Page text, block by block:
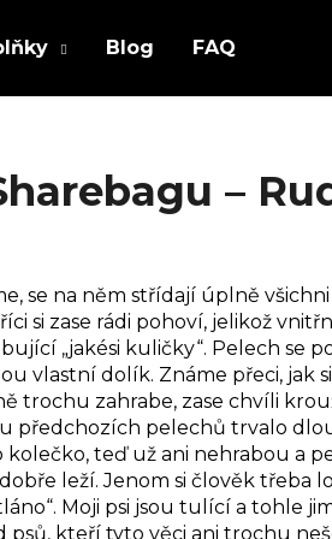
Blog FAQ
–
se na něm střídají úplně
si zase rádi pohoví, jelikož
„jakési kuličky“. Pelech se
vlastní dolík. Známe přeci, jak
trochu zahrabe, zase chvíli
předchozích pelechů trvalo
teď už ani nehrabou a
leží. Jenom si člověk
Moji psi jsou tulící a tohle
psů, kteří tyto věci ani trochu
najít?